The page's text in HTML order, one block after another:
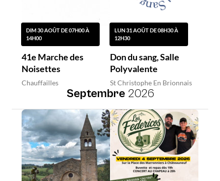
DIM 30 AOÛT DE 07H00 À
14H00
41e Marche des
Noisettes
Chauffailles
LUN 31 AOÛT DE 08H30 À
12H30
Don du sang, Salle
Polyvalente
St Christophe En Brionnais
Septembre 2026